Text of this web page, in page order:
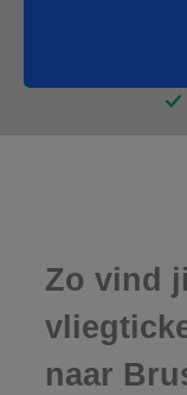
Zo vind
naar